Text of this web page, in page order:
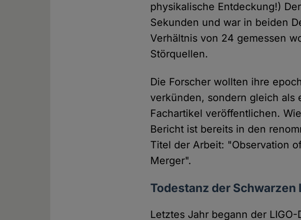
physikalische Entdeckung!)
Sekunden und war in beiden
Verhältnis von 24 gemessen
Störquellen.
Die Forscher wollten ihre
verkünden, sondern gleich als
Fachartikel veröffentlichen.
Bericht ist bereits in den
Titel der Arbeit: "Observation
Merger".
Todestanz der Schwarzen
Letztes Jahr begann der